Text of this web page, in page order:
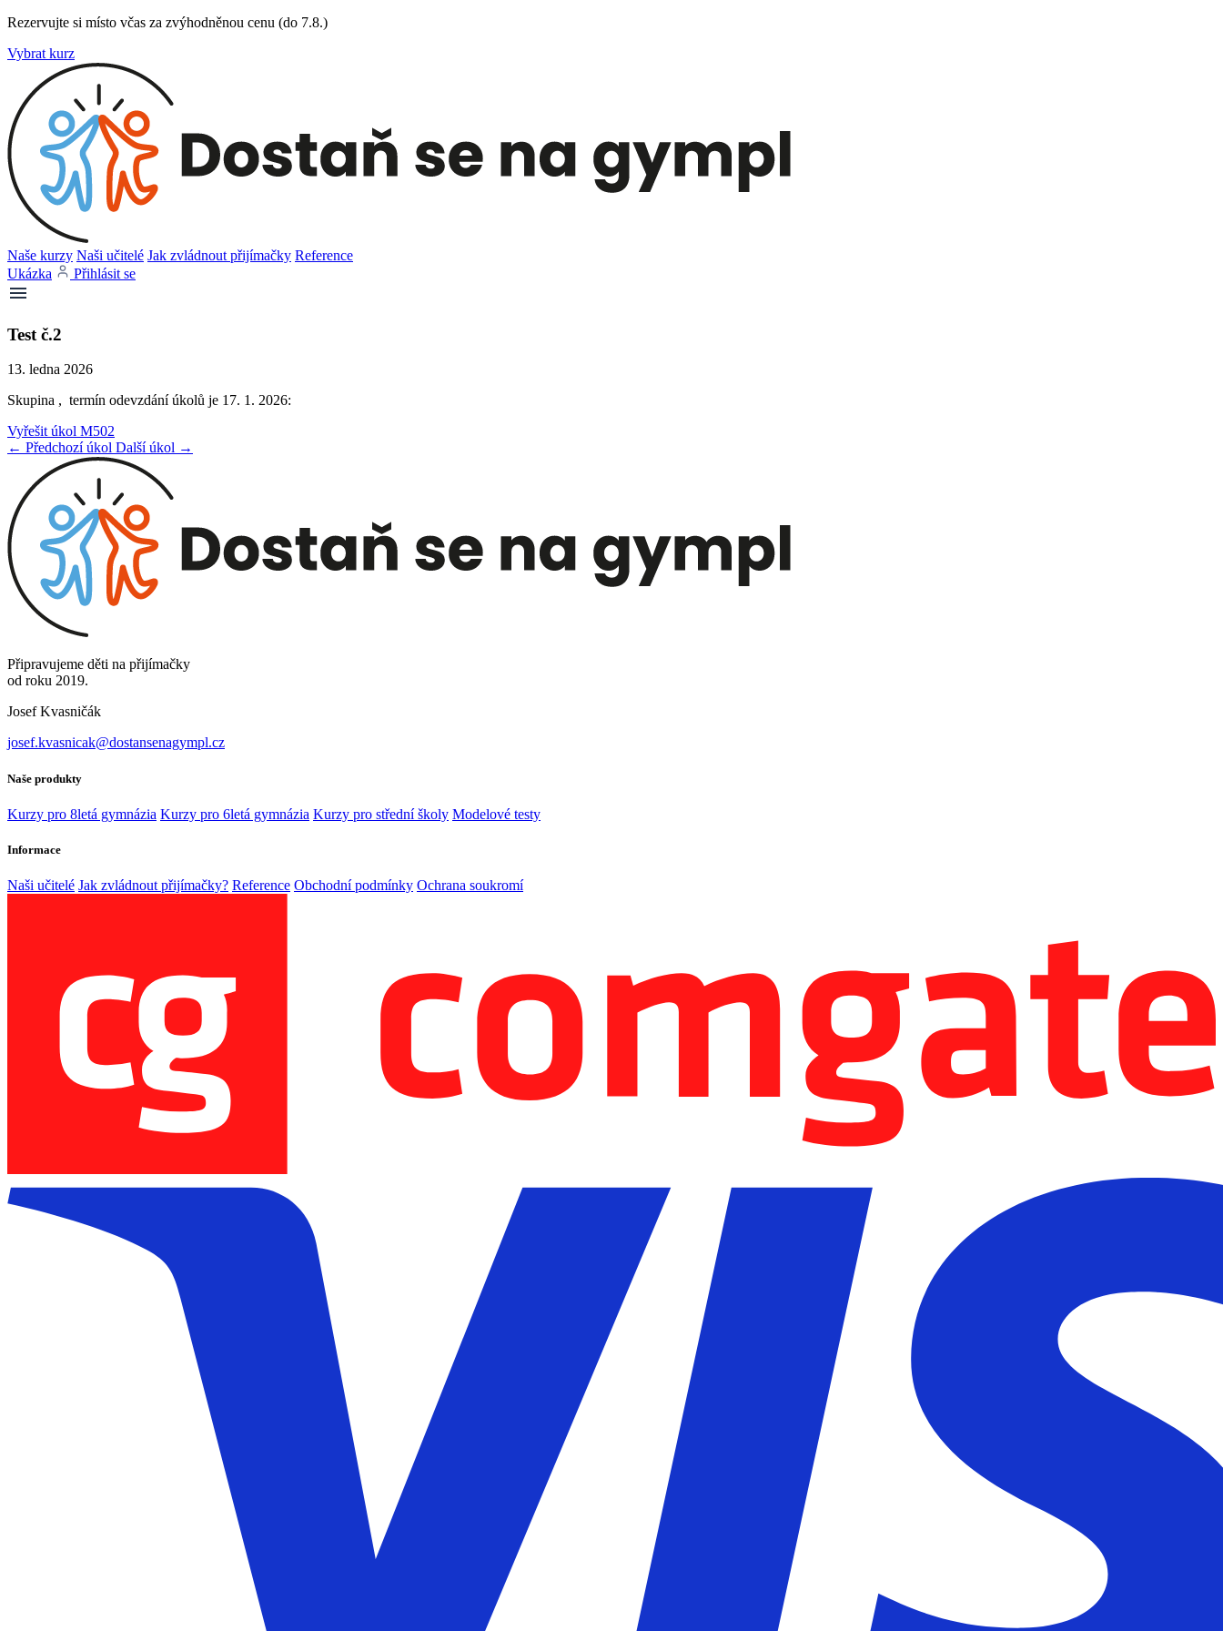
Rezervujte si místo včas za zvýhodněnou cenu (do 7.8.)
Vybrat kurz
Naše kurzy Naši učitelé Jak zvládnout přijímačky Reference
Ukázka
Přihlásit se
Test č.2
13. ledna 2026
Skupina , termín odevzdání úkolů je 17. 1. 2026:
Vyřešit úkol M502
← Předchozí úkol Další úkol →
Připravujeme děti na přijímačky
od roku 2019.
Josef Kvasničák
josef.kvasnicak@dostansenagympl.cz
Naše produkty
Kurzy pro 8letá gymnázia Kurzy pro 6letá gymnázia Kurzy pro střední školy Modelové testy
Informace
Naši učitelé Jak zvládnout přijímačky? Reference Obchodní podmínky Ochrana soukromí